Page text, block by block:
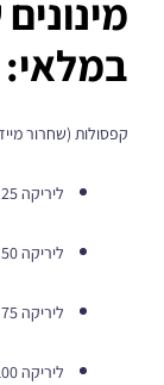
לקוחות
במלאי:
קפסולות (שחרור מיידי):
ליריקה 25 מ"ג
ליריקה 50 מ"ג
ליריקה 75 מ"ג
ליריקה 100 מ"ג